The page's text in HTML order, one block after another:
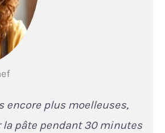
encore plus moelleuses,
la pâte pendant 30 minutes